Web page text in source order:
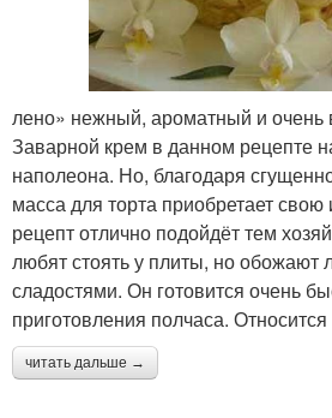
лено» нежный, ароматный и очень
Заварной крем в данном рецепте
наполеона. Но, благодаря
масса для торта приобретает
рецепт отлично подойдёт тем
любят стоять у плиты, но обожают
сладостями. Он готовится очень
приготовления полчаса.
читать дальше →